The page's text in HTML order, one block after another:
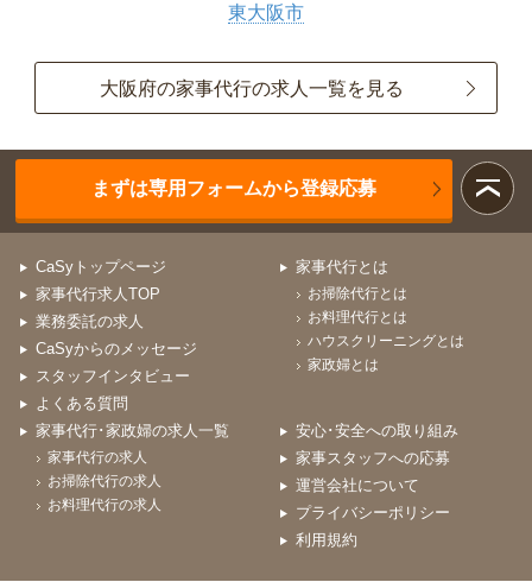
東大阪市
大阪府の家事代行の求人一覧を見る
まずは専用フォームから登録応募
CaSyトップページ
家事代行求人TOP
業務委託の求人
CaSyからのメッセージ
スタッフインタビュー
よくある質問
家事代行とは
お掃除代行とは
お料理代行とは
ハウスクリーニングとは
家政婦とは
家事代行･家政婦の求人一覧
家事代行の求人
お掃除代行の求人
お料理代行の求人
安心･安全への取り組み
家事スタッフへの応募
運営会社について
プライバシーポリシー
利用規約